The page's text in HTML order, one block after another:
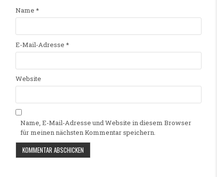
Name *
E-Mail-Adresse *
Website
Name, E-Mail-Adresse und Website in diesem Browser
für meinen nächsten Kommentar speichern.